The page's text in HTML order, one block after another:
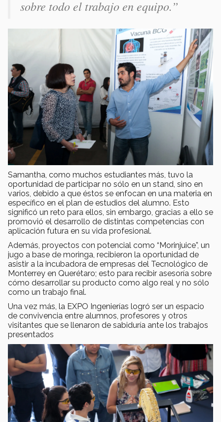
sobre todo el trabajo en equipo.”
Samantha, como muchos estudiantes más, tuvo la
oportunidad de participar no sólo en un stand, sino en
varios, debido a que éstos se enfocan en una materia en
específico en el plan de estudios del alumno. Esto
significó un reto para ellos, sin embargo, gracias a ello se
promovió el desarrollo de distintas competencias con
aplicación futura en su vida profesional.
Además, proyectos con potencial como “Morinjuice”, un
jugo a base de moringa, recibieron la oportunidad de
asistir a la incubadora de empresas del Tecnológico de
Monterrey en Querétaro; esto para recibir asesoría sobre
cómo desarrollar su producto como algo real y no sólo
como un trabajo final.
Una vez más, la EXPO Ingenierías logró ser un espacio
de convivencia entre alumnos, profesores y otros
visitantes que se llenaron de sabiduría ante los trabajos
presentados